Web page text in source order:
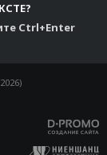
Ctrl+Enter